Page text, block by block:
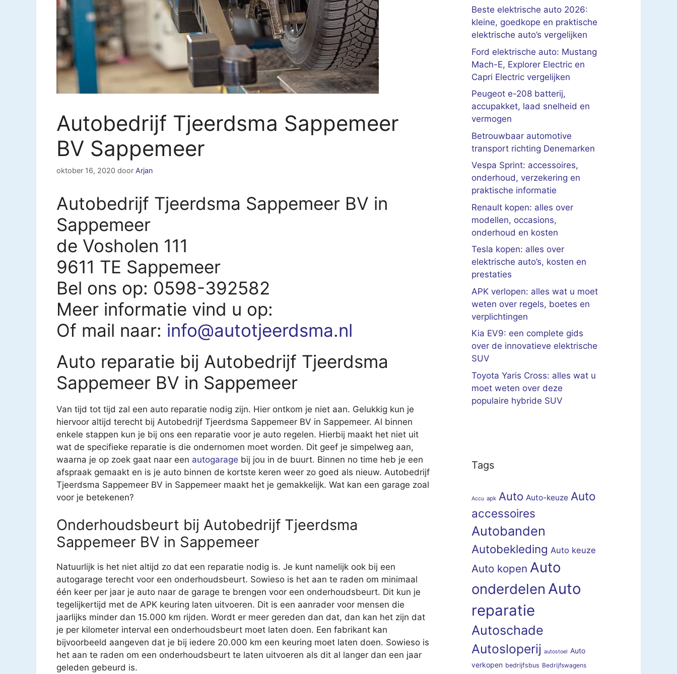
Autobedrijf Tjeerdsma Sappemeer
BV Sappemeer
oktober 16, 2020 door Arjan
Autobedrijf Tjeerdsma Sappemeer BV in
Sappemeer
de Vosholen 111
9611 TE Sappemeer
Bel ons op: 0598-392582
Meer informatie vind u op:
Of mail naar: info@autotjeerdsma.nl
Auto reparatie bij Autobedrijf Tjeerdsma
Sappemeer BV in Sappemeer
Van tijd tot tijd zal een auto reparatie nodig zijn. Hier ontkom je niet aan. Gelukkig kun je
hiervoor altijd terecht bij Autobedrijf Tjeerdsma Sappemeer BV in Sappemeer. Al binnen
enkele stappen kun je bij ons een reparatie voor je auto regelen. Hierbij maakt het niet uit
wat de specifieke reparatie is die ondernomen moet worden. Dit geef je simpelweg aan,
waarna je op zoek gaat naar een autogarage bij jou in de buurt. Binnen no time heb je een
afspraak gemaakt en is je auto binnen de kortste keren weer zo goed als nieuw. Autobedrijf
Tjeerdsma Sappemeer BV in Sappemeer maakt het je gemakkelijk. Wat kan een garage zoal
voor je betekenen?
Onderhoudsbeurt bij Autobedrijf Tjeerdsma
Sappemeer BV in Sappemeer
Natuurlijk is het niet altijd zo dat een reparatie nodig is. Je kunt namelijk ook bij een
autogarage terecht voor een onderhoudsbeurt. Sowieso is het aan te raden om minimaal
één keer per jaar je auto naar de garage te brengen voor een onderhoudsbeurt. Dit kun je
tegelijkertijd met de APK keuring laten uitvoeren. Dit is een aanrader voor mensen die
jaarlijks minder dan 15.000 km rijden. Wordt er meer gereden dan dat, dan kan het zijn dat
je per kilometer interval een onderhoudsbeurt moet laten doen. Een fabrikant kan
bijvoorbeeld aangeven dat je bij iedere 20.000 km een keuring moet laten doen. Sowieso is
het aan te raden om een onderhoudsbeurt te laten uitvoeren als dit al langer dan een jaar
geleden gebeurd is.
Beste elektrische auto 2026:
kleine, goedkope en praktische
elektrische auto’s vergelijken
Ford elektrische auto: Mustang
Mach-E, Explorer Electric en
Capri Electric vergelijken
Peugeot e-208 batterij,
accupakket, laad snelheid en
vermogen
Betrouwbaar automotive
transport richting Denemarken
Vespa Sprint: accessoires,
onderhoud, verzekering en
praktische informatie
Renault kopen: alles over
modellen, occasions,
onderhoud en kosten
Tesla kopen: alles over
elektrische auto’s, kosten en
prestaties
APK verlopen: alles wat u moet
weten over regels, boetes en
verplichtingen
Kia EV9: een complete gids
over de innovatieve elektrische
SUV
Toyota Yaris Cross: alles wat u
moet weten over deze
populaire hybride SUV
Tags
Accu apk Auto Auto-keuze Auto
accessoires
Autobanden
Autobekleding Auto keuze
Auto kopen Auto
onderdelen Auto
reparatie
Autoschade
Autosloperij autostoel Auto
verkopen bedrijfsbus Bedrijfswagens